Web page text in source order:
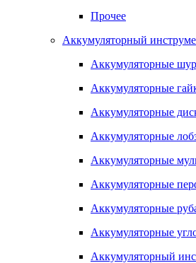
Прочее
Аккумуляторный
Аккумуляторные
Аккумуляторные
Аккумуляторные
Аккумуляторные
Аккумуляторные
Аккумуляторные
Аккумуляторные
Аккумуляторные
Аккумуляторный